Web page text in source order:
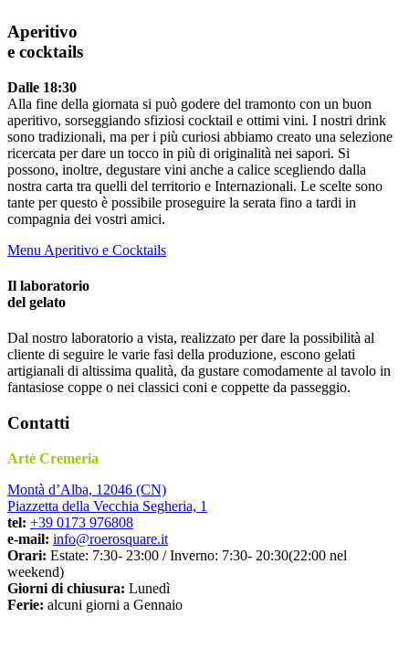
Aperitivo
e cocktails
Dalle 18:30
Alla fine della giornata si può godere del tramonto con un buon
aperitivo, sorseggiando sfiziosi cocktail e ottimi vini. I nostri drink
sono tradizionali, ma per i più curiosi abbiamo creato una selezione
ricercata per dare un tocco in più di originalità nei sapori. Si
possono, inoltre, degustare vini anche a calice scegliendo dalla
nostra carta tra quelli del territorio e Internazionali. Le scelte sono
tante per questo è possibile proseguire la serata fino a tardi in
compagnia dei vostri amici.
Menu Aperitivo e Cocktails
Il laboratorio
del gelato
Dal nostro laboratorio a vista, realizzato per dare la possibilità al
cliente di seguire le varie fasi della produzione, escono gelati
artigianali di altissima qualità, da gustare comodamente al tavolo in
fantasiose coppe o nei classici coni e coppette da passeggio.
Contatti
Artè Cremeria
Montà d’Alba, 12046 (CN)
Piazzetta della Vecchia Segheria, 1
tel: +39 0173 976808
e-mail: info@roerosquare.it
Orari: Estate: 7:30- 23:00 / Inverno: 7:30- 20:30(22:00 nel
weekend)
Giorni di chiusura: Lunedì
Ferie: alcuni giorni a Gennaio